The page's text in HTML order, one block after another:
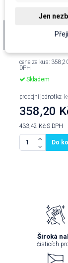
papír
cena za kus:
DPH
Skladem
prodejní jednotka:
358,20
433,42 KčS DPH
Do
Široká
čisticích
Jen